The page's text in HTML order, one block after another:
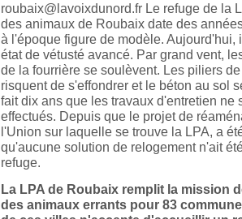
roubaix@lavoixdunord.fr Le refuge de la
des animaux de Roubaix date des
à l'époque figure de modèle. Aujourd'hui,
état de vétusté avancé. Par grand vent,
de la fourrière se soulèvent. Les piliers
risquent de s'effondrer et le béton au sol
fait dix ans que les travaux d'entretien ne
effectués. Depuis que le projet de
l'Union sur laquelle se trouve la LPA, a
qu'aucune solution de relogement n'ait
refuge.
La LPA de Roubaix remplit la mission
des animaux errants pour 83